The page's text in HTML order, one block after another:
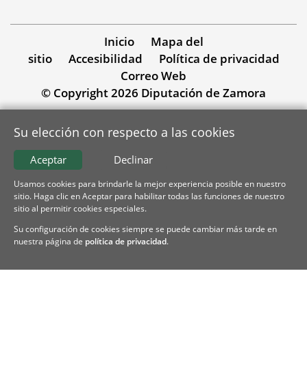
Inicio
Mapa del
sitio
Accesibilidad
Política de privacidad
Correo Web
© Copyright 2026 Diputación de Zamora
Su elección con respecto a las cookies
Declinar
Aceptar
Usamos cookies para brindarle la mejor experiencia posible en nuestro
sitio. Haga clic en Aceptar para habilitar todas las funciones de nuestro
sitio al permitir cookies especiales.
Su configuración de cookies siempre se puede cambiar más tarde en
nuestra página de política de privacidad.